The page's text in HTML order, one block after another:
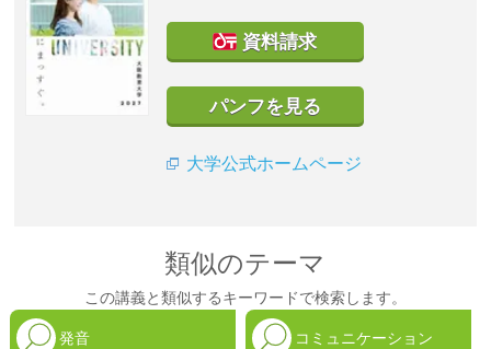
資料請求
パンフを見る
大学公式ホームページ
類似のテーマ
この講義と類似するキーワードで検索します。
発音 コミュニケーション